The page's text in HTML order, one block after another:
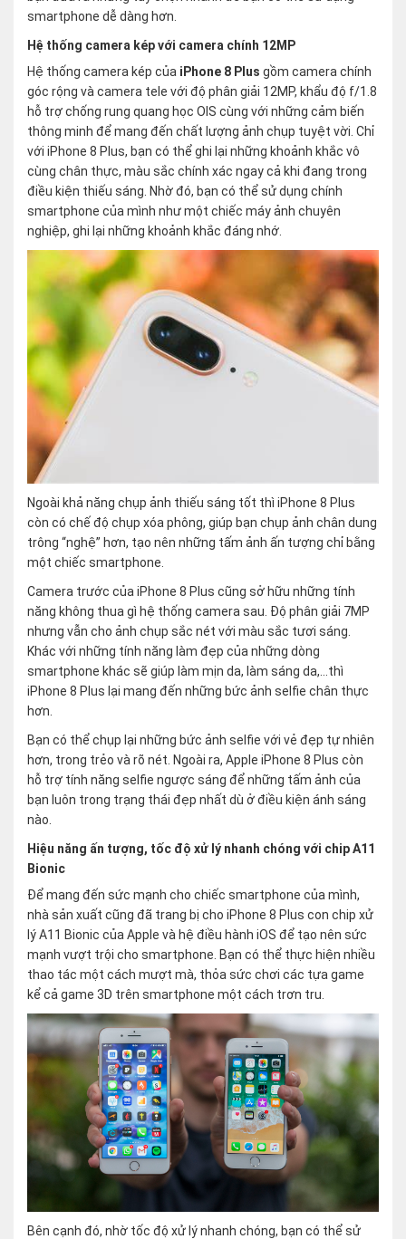
smartphone dễ dàng hơn.
Hệ thống camera kép với camera chính 12MP
Hệ thống camera kép của iPhone 8 Plus gồm camera chính
góc rộng và camera tele với độ phân giải 12MP, khẩu độ f/1.8
hỗ trợ chống rung quang học OIS cùng với những cảm biến
thông minh để mang đến chất lượng ảnh chụp tuyệt vời. Chỉ
với iPhone 8 Plus, bạn có thể ghi lại những khoảnh khắc vô
cùng chân thực, màu sắc chính xác ngay cả khi đang trong
điều kiện thiếu sáng. Nhờ đó, bạn có thể sử dụng chính
smartphone của mình như một chiếc máy ảnh chuyên
nghiệp, ghi lại những khoảnh khắc đáng nhớ.
Ngoài khả năng chụp ảnh thiếu sáng tốt thì iPhone 8 Plus
còn có chế độ chụp xóa phông, giúp bạn chụp ảnh chân dung
trông “nghệ” hơn, tạo nên những tấm ảnh ấn tượng chỉ bằng
một chiếc smartphone.
Camera trước của iPhone 8 Plus cũng sở hữu những tính
năng không thua gì hệ thống camera sau. Độ phân giải 7MP
nhưng vẫn cho ảnh chụp sắc nét với màu sắc tươi sáng.
Khác với những tính năng làm đẹp của những dòng
smartphone khác sẽ giúp làm mịn da, làm sáng da,…thì
iPhone 8 Plus lại mang đến những bức ảnh selfie chân thực
hơn.
Bạn có thể chụp lại những bức ảnh selfie với vẻ đẹp tự nhiên
hơn, trong trẻo và rõ nét. Ngoài ra, Apple iPhone 8 Plus còn
hỗ trợ tính năng selfie ngược sáng để những tấm ảnh của
bạn luôn trong trạng thái đẹp nhất dù ở điều kiện ánh sáng
nào.
Hiệu năng ấn tượng, tốc độ xử lý nhanh chóng với chip A11
Bionic
Để mang đến sức mạnh cho chiếc smartphone của mình,
nhà sản xuất cũng đã trang bị cho iPhone 8 Plus con chip xử
lý A11 Bionic của Apple và hệ điều hành iOS để tạo nên sức
mạnh vượt trội cho smartphone. Bạn có thể thực hiện nhiều
thao tác một cách mượt mà, thỏa sức chơi các tựa game
kể cả game 3D trên smartphone một cách trơn tru.
Bên cạnh đó, nhờ tốc độ xử lý nhanh chóng, bạn có thể sử